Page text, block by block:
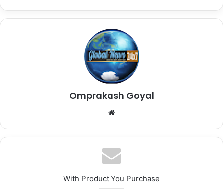
Omprakash Goyal
Website
With Product You Purchase